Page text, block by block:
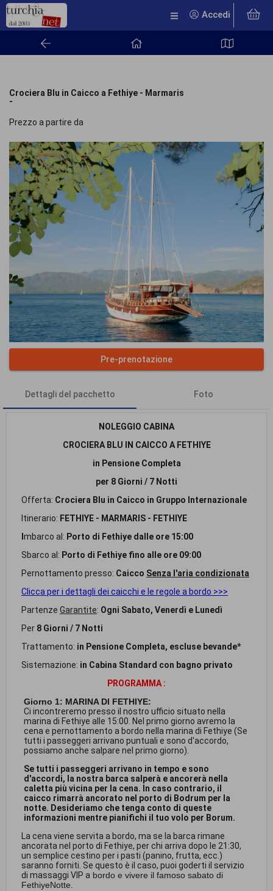
Accedi
Crociera Blu in Caicco a Fethiye - Marmaris
-
Prezzo a partire da
Pre-prenotazione
Dettagli del pacchetto Foto
NOLEGGIO CABINA
CROCIERA BLU IN CAICCO A FETHIYE
in Pensione Completa
per 8 Giorni / 7 Notti
Offerta: Crociera Blu in Caicco in Gruppo Internazionale
Itinerario: FETHIYE - MARMARIS - FETHIYE
mbarco al: Porto di Fethiye dalle ore 15:00
Sbarco al: Porto di Fethiye fino alle ore 09:00
Pernottamento presso: Caicco Senza l'aria condizionata
Clicca per i dettagli dei caicchi e le regole a bordo >>>
Partenze Garantite: Ogni Sabato, Venerdì e Lunedì
Per 8 Giorni / 7 Notti
Trattamento: in Pensione Completa, escluse bevande*
Sistemazione: in Cabina Standard con bagno privato
PROGRAMMA :
Giorno 1: MARINA DI FETHIYE:
Ci incontreremo presso il nostro ufficio situato nella
marina di Fethiye alle 15:00. Nel primo giorno avremo la
cena e pernottamento a bordo nella marina di Fethiye (Se
tutti i passeggeri arrivano puntuali e sono d'accordo,
possiamo anche salpare nel primo giorno).
Se tutti i passeggeri arrivano in tempo e sono
d'accordi, la nostra barca salperà e ancorerà nella
caletta più vicina per la cena. In caso contrario, il
caicco rimarrà ancorato nel porto di Bodrum per la
notte. Desideriamo che tenga conto di queste
informazioni mentre pianifichi il tuo volo per Borum.
La cena viene servita a bordo, ma se la barca rimane
ancorata nel porto di Fethiye, per chi arriva dopo le 21:30,
un semplice cestino per i pasti (panino, frutta, ecc.)
saranno forniti. Se questo è il caso, puoi goderti il servizio
di massaggi VIP a bordo e vivere il famoso sabato di
FethiyeNotte.